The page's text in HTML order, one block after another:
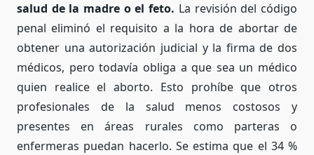
salud de la madre o el feto. La revisión del código
penal eliminó el requisito a la hora de abortar de
obtener una autorización judicial y la firma de dos
médicos, pero todavía obliga a que sea un médico
quien realice el aborto. Esto prohíbe que otros
profesionales de la salud menos costosos y
presentes en áreas rurales como parteras o
enfermeras puedan hacerlo. Se estima que el 34 %